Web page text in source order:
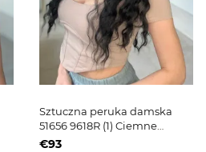
Sztuczna peruka damska
51656 9618R (1) Ciemne
długie włosy
€93